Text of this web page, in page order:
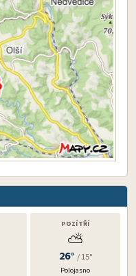
POZÍTŘÍ
⛅
26° / 15°
Polojasno